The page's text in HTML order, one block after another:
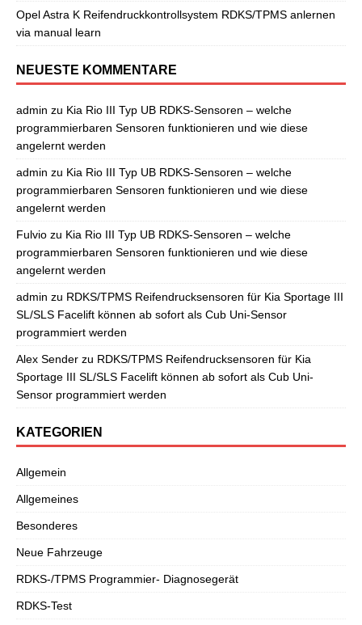
Opel Astra K Reifendruckkontrollsystem RDKS/TPMS anlernen
via manual learn
NEUESTE KOMMENTARE
admin zu Kia Rio III Typ UB RDKS-Sensoren – welche
programmierbaren Sensoren funktionieren und wie diese
angelernt werden
admin zu Kia Rio III Typ UB RDKS-Sensoren – welche
programmierbaren Sensoren funktionieren und wie diese
angelernt werden
Fulvio zu Kia Rio III Typ UB RDKS-Sensoren – welche
programmierbaren Sensoren funktionieren und wie diese
angelernt werden
admin zu RDKS/TPMS Reifendrucksensoren für Kia Sportage III
SL/SLS Facelift können ab sofort als Cub Uni-Sensor
programmiert werden
Alex Sender zu RDKS/TPMS Reifendrucksensoren für Kia
Sportage III SL/SLS Facelift können ab sofort als Cub Uni-
Sensor programmiert werden
KATEGORIEN
Allgemein
Allgemeines
Besonderes
Neue Fahrzeuge
RDKS-/TPMS Programmier- Diagnosegerät
RDKS-Test